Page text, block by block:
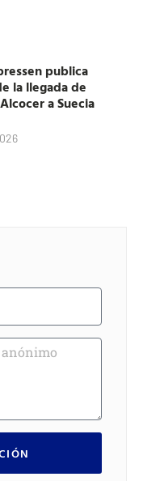
publica
la llegada de
a Suecia